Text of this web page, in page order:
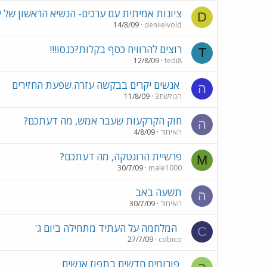
D ציונות אמיתית עם ערכים- הנשיא הראשון של
deniielvold
14/8/09
T רוצים להרוויח כסף בקלות?כנסו!!!
tedi8
12/8/09
ה אנשים יקרים בבקשה עזרה.שפעת החזירים
הגולשת3 11/8/09
ה חוק הקרקעות שעבר אמש, מה דעתכם?
האיחוד 4/8/09
M פרשיית הרוגטקה, מה דעתכם?
male1000
30/7/09
ה תשעה באב
האיחוד 30/7/09
C המלחמה על העתיד מתחילה ביום ג'
cobico
27/7/09
פורומים חדשים בתפוז אנשים